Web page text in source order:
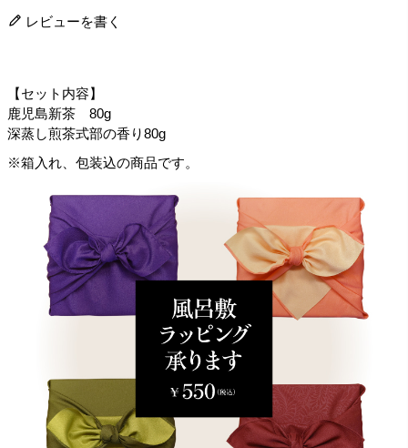
レビューを書く
【セット内容】
鹿児島新茶 80g
深蒸し煎茶式部の香り80g
※箱入れ、包装込の商品です。